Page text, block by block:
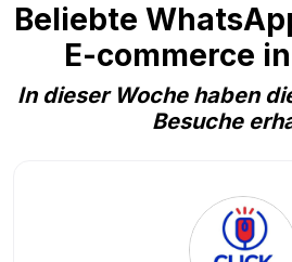
Beliebte
E-commerce
In dieser Woche haben
Besuche